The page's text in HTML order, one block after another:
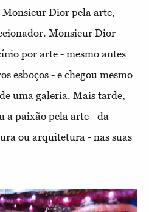
Monsieur Dior pela arte,
Monsieur Dior
por arte - mesmo antes
esboços - e chegou mesmo
uma galeria. Mais tarde,
a paixão pela arte - da
ou arquitetura - nas suas